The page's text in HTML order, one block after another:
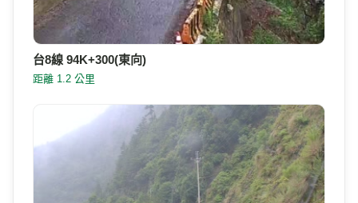
台8線 94K+300(東向)
距離 1.2 公里